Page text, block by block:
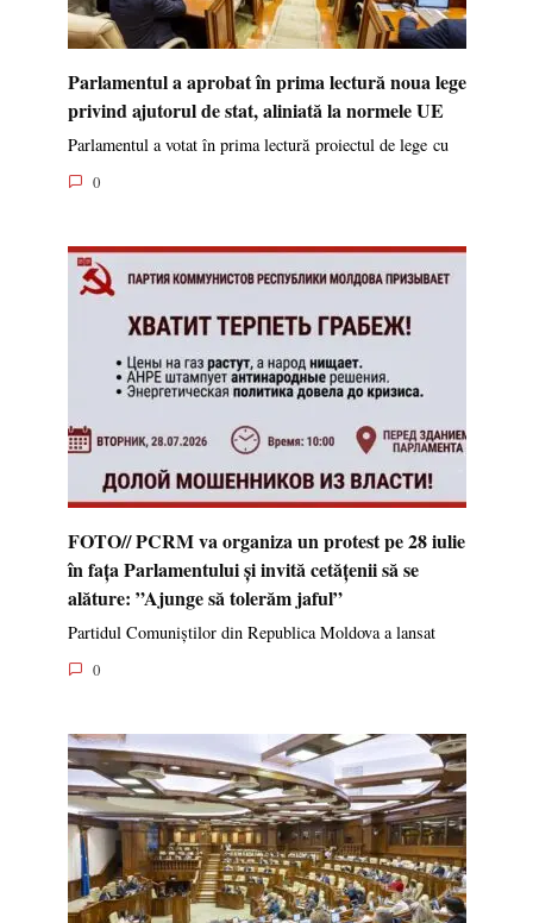
Parlamentul a aprobat în prima lectură noua lege
privind ajutorul de stat, aliniată la normele UE
Parlamentul a votat în prima lectură proiectul de lege cu
0
FOTO// PCRM va organiza un protest pe 28 iulie
în fața Parlamentului și invită cetățenii să se
alăture: ”Ajunge să tolerăm jaful”
Partidul Comuniștilor din Republica Moldova a lansat
0